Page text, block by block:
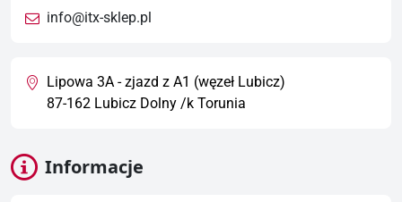
info@itx-sklep.pl
Lipowa 3A - zjazd z A1 (węzeł Lubicz)
87-162 Lubicz Dolny /k Torunia
Informacje